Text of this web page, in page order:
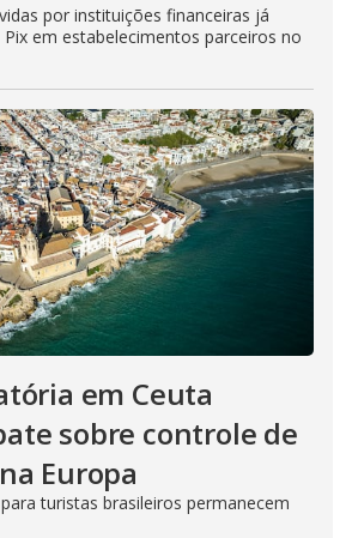
por instituições financeiras já
em estabelecimentos parceiros no
em Ceuta
sobre controle de
Europa
turistas brasileiros permanecem